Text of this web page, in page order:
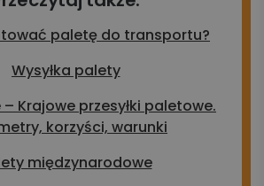
paletę do transportu?
Wysyłka palety
Krajowe przesyłki paletowe.
korzyści, warunki
międzynarodowe